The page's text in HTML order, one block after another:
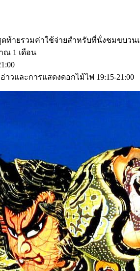
ดท้ายรวมค่าใช้จ่ายสำหรับที่นั่งชมขบว
ณ 1 เดือน
วและการแสดงดอกไม้ไฟ 19:15-21:00